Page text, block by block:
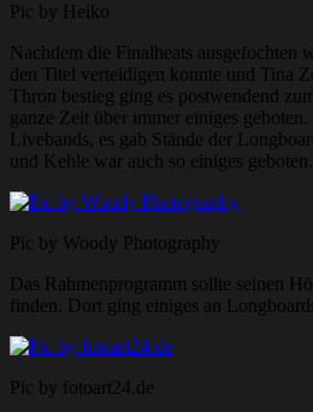
Pic by Heiko
Nachdem die Finalheats ausgefochten
den Titel verteidigen konnte und Tina
Thron bestieg ging es postwendend
ganze Zeit über immer einiges
Livebands, es gab Stände der
und Kehle war auch so einiges geboten.
Pic by Woody Photography
Das Rahmenprogramm sollte seinen
finden. Dort ging einiges an
Pic by fotoart24.de